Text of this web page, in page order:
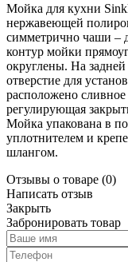
Мойка для кухни
нержавеющей
симметрично чаши –
контур мойки
округлены. На
отверстие для
расположено
регулирующая
Мойка упакована в
уплотнителем и
шлангом.
Отзывы о товаре (0)
Написать отзыв
Закрыть
Забронировать товар